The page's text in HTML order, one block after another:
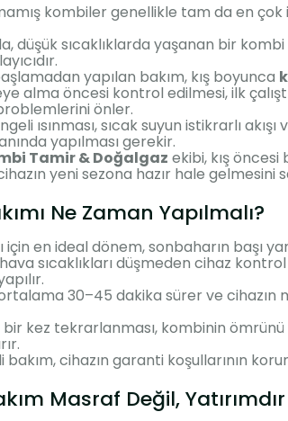
kombiler genellikle tam da en
düşük sıcaklıklarda yaşanan bir
yapılan bakım, kış boyunca
alma öncesi kontrol edilmesi, ilk
önler.
ısınması, sıcak suyun istikrarlı
yapılması gerekir.
Tamir & Doğalgaz ekibi, kış
yeni sezona hazır hale gelmesini
Ne Zaman Yapılmalı?
için en ideal dönem, sonbaharın başı
sıcaklıkları düşmeden cihaz
30–45 dakika sürer ve
bir kez tekrarlanması, kombinin
bakım, cihazın garanti koşullarının
Masraf Değil, Yatırımdır